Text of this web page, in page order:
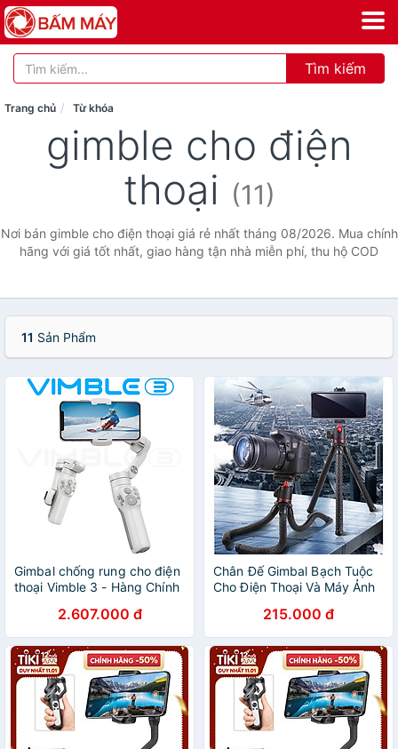
Tìm kiếm
Trang chủ Từ khóa
gimble cho điện
thoại (11)
Nơi bán gimble cho điện thoại giá rẻ nhất tháng 08/2026. Mua chính
hãng với giá tốt nhất, giao hàng tận nhà miễn phí, thu hộ COD
11 Sản Phẩm
Gimbal chống rung cho điện
thoại Vimble 3 - Hàng Chính
2.607.000 đ
Chân Đế Gimbal Bạch Tuộc
Cho Điện Thoại Và Máy Ảnh
215.000 đ